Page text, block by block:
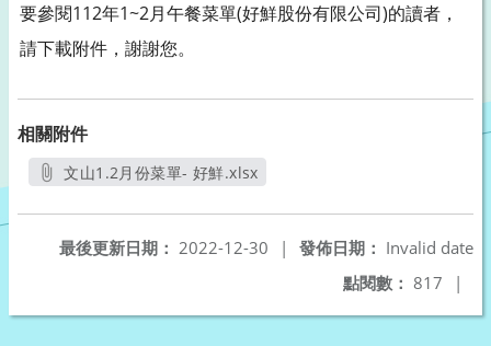
要參閱112年1~2月午餐菜單(好鮮股份有限公司)的讀者，
請下載附件，謝謝您。
相關附件
文山1.2月份菜單- 好鮮.xlsx
發佈日期： Invalid date
最後更新日期： 2022-12-30
|
點閱數： 817 |